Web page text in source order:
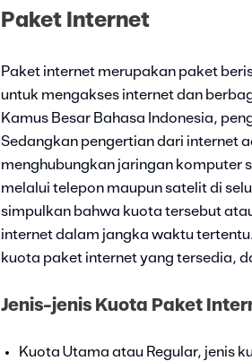
Paket Internet
Paket internet merupakan paket
untuk mengakses internet dan
Kamus Besar Bahasa Indonesia,
Sedangkan pengertian dari internet
menghubungkan jaringan komputer
melalui telepon maupun satelit di
simpulkan bahwa kuota tersebut
internet dalam jangka waktu
kuota paket internet yang tersedia,
Jenis-jenis Kuota Paket
Kuota Utama atau Regular, jenis